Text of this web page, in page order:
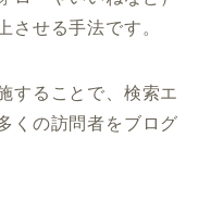
させる手法です。
することで、検索エ
くの訪問者をブログ